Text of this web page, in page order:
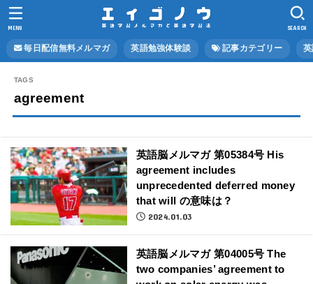
毎日配信無料メルマガ 英語勉強体験談 記事カテゴリー
SEARCH
MENU
agreement
英語脳メルマガ 第05384号 His
agreement includes
unprecedented deferred money
that will の意味は？
2024.01.03
英語脳メルマガ 第04005号 The
two companies’ agreement to